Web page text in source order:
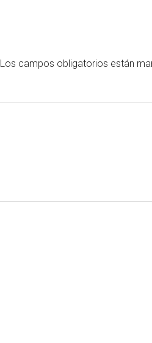
Los campos obligatorios están